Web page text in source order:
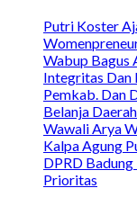
Putri Koster
Wabup Bagus
Integritas Dan
Pemkab. Dan
Belanja
Wawali Arya
Kalpa Agung
DPRD
Prioritas